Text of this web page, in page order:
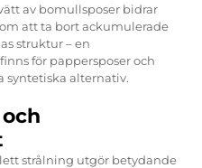
av bomullsposer bidrar
att ta bort ackumulerade
struktur – en
för pappersposer och
syntetiska alternativ.
strålning utgör betydande